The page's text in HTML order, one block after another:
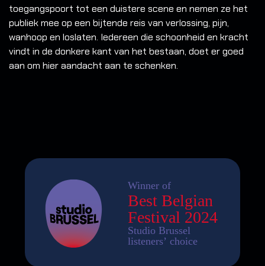
toegangspoort tot een duistere scene en nemen ze het
publiek mee op een bijtende reis van verlossing, pijn,
wanhoop en loslaten. Iedereen die schoonheid en kracht
vindt in de donkere kant van het bestaan, doet er goed
aan om hier aandacht aan te schenken.